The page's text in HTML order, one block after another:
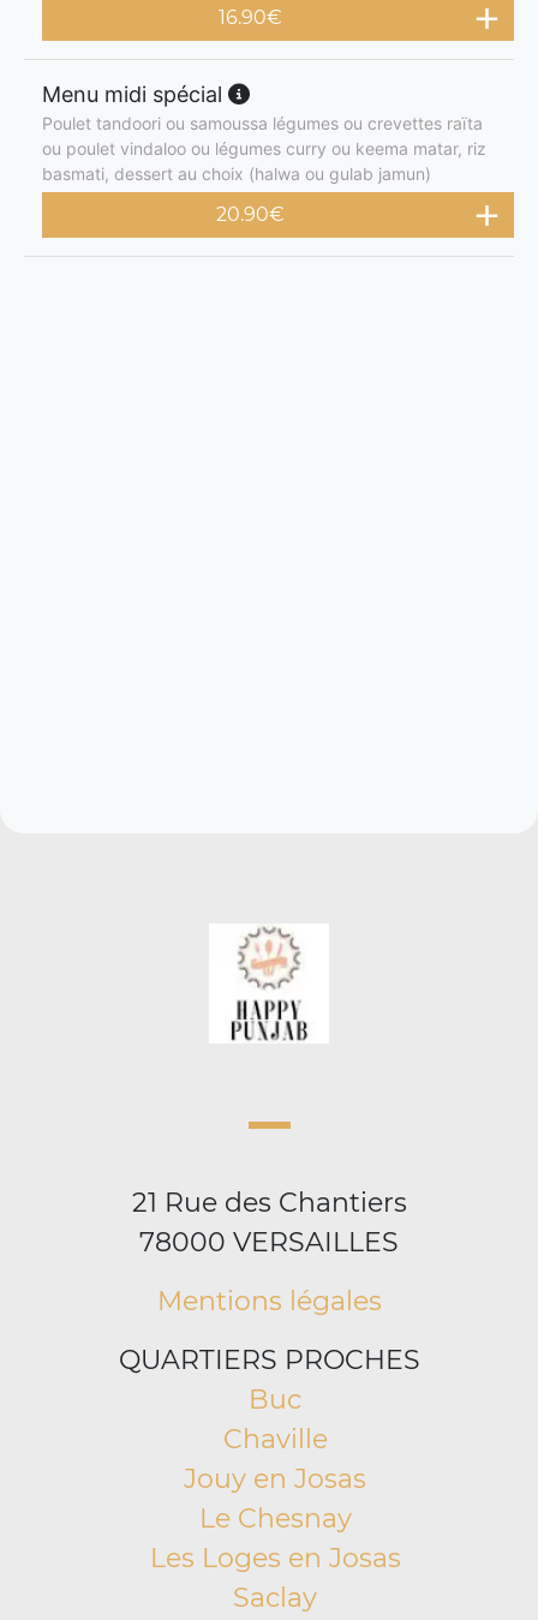
16.90€
Menu midi spécial
Poulet tandoori ou samoussa légumes ou crevettes raïta
ou poulet vindaloo ou légumes curry ou keema matar, riz
basmati, dessert au choix (halwa ou gulab jamun)
20.90€
21 Rue des Chantiers
78000 VERSAILLES
Mentions légales
QUARTIERS PROCHES
Buc
Chaville
Jouy en Josas
Le Chesnay
Les Loges en Josas
Saclay